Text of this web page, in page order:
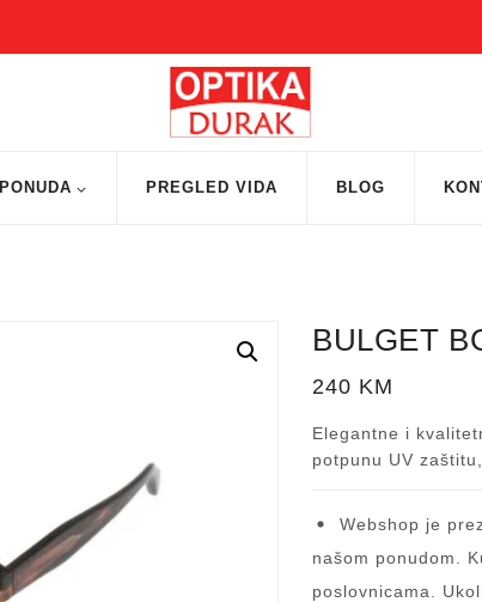
PONUDA PREGLED VIDA BLOG
BULGET
240 KM
Elegantne i
potpunu UV
Webshop je
našom ponudom.
poslovnicama.